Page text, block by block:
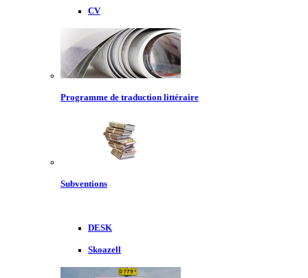
CV
Programme de traduction littéraire
Subventions
DESK
Skoazell